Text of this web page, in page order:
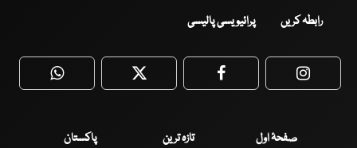
رابطہ کریں پرائیویسی پالیسی
WhatsApp Twitter Facebook
صفحۂ اول تازہ ترین
پاکستان